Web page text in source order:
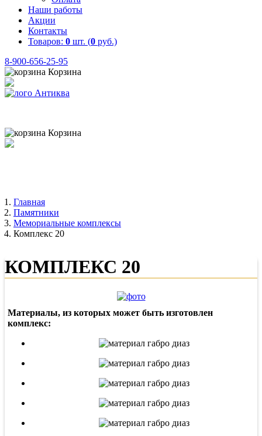
Наши работы
Акции
Контакты
Товаров: 0 шт. (0 руб.)
8-900-656-25-95
Корзина
Корзина
Главная
Памятники
Мемориальные комплексы
Комплекс 20
КОМПЛЕКС 20
Материалы, из которых может быть изготовлен
комплекс: